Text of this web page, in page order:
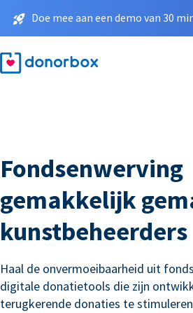
Doe mee aan een demo van 30
Fondsenwerving
gemakkelijk
kunstbeheerders
Haal de onvermoeibaarheid uit
digitale donatietools die zijn
terugkerende donaties te